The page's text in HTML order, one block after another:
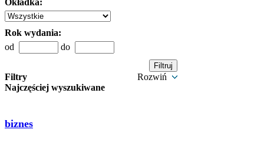
Okładka:
Rok wydania:
od
do
Filtry
Rozwiń
Najczęściej wyszukiwane
biznes